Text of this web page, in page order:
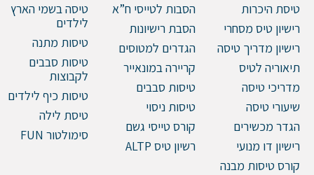
טיסת היכרות
רישיון טיס מסחרי
רישיון מדריך טיסה
תיאוריה לטיס
מדריכי טיסה
שיעורי טיסה
הגדר מכשירים
רישיון דו מנועי
קורס טיסות מבנה
הסבות לטייסי ח”א
הסבת רישיונות
הגדרים למטוסים
קריירה במונאייר
טיסות סבבים
טיסות ניסוי
קורס טייסי גשם
רשיון טיס ALTP
טיסה בשמי הארץ
לילדים
טיסות מתנה
טיסות סבבים
לקבוצות
טיסות כיף לילדים
טיסת לילה
סימולטור FUN
שלח הודעה